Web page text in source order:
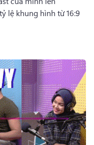
lệ khung hình từ 16:9